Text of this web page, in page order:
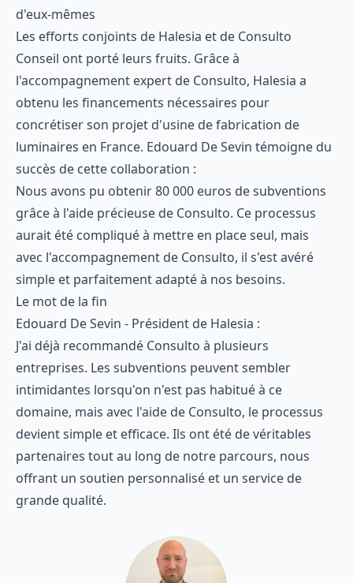
d'eux-mêmes
Les efforts conjoints de Halesia et de Consulto
Conseil ont porté leurs fruits. Grâce à
l'accompagnement expert de Consulto, Halesia a
obtenu les financements nécessaires pour
concrétiser son projet d'usine de fabrication de
luminaires en France. Edouard De Sevin témoigne du
succès de cette collaboration :
Nous avons pu obtenir 80 000 euros de subventions
grâce à l'aide précieuse de Consulto. Ce processus
aurait été compliqué à mettre en place seul, mais
avec l'accompagnement de Consulto, il s'est avéré
simple et parfaitement adapté à nos besoins.
Le mot de la fin
Edouard De Sevin - Président de Halesia :
J'ai déjà recommandé Consulto à plusieurs
entreprises. Les subventions peuvent sembler
intimidantes lorsqu'on n'est pas habitué à ce
domaine, mais avec l'aide de Consulto, le processus
devient simple et efficace. Ils ont été de véritables
partenaires tout au long de notre parcours, nous
offrant un soutien personnalisé et un service de
grande qualité.